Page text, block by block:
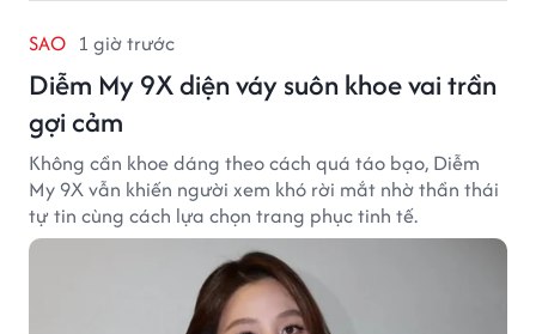
SAO 1 giờ trước
Diễm My 9X diện váy suôn khoe vai trần
gợi cảm
Không cần khoe dáng theo cách quá táo bạo, Diễm
My 9X vẫn khiến người xem khó rời mắt nhờ thần thái
tự tin cùng cách lựa chọn trang phục tinh tế.